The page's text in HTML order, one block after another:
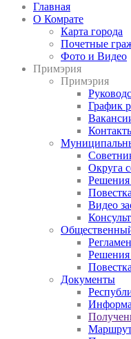
Главная
О Комрате
Карта города
Почетные
Фото и Видео
Примэрия
Примэрия
График
Округа
Решения
Видео
Решения
Документы